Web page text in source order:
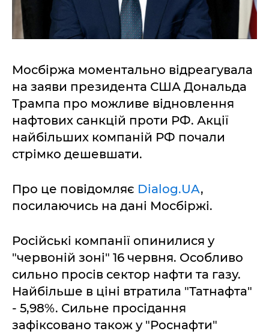
Мосбіржа моментально відреагувала
на заяви президента США Дональда
Трампа про можливе відновлення
нафтових санкцій проти РФ. Акції
найбільших компаній РФ почали
стрімко дешевшати.
Про це повідомляє Dialog.UA,
посилаючись на дані Мосбіржі.
Російські компанії опинилися у
"червоній зоні" 16 червня. Особливо
сильно просів сектор нафти та газу.
Найбільше в ціні втратила "Татнафта"
- 5,98%. Сильне просідання
зафіксовано також у "Роснафти"